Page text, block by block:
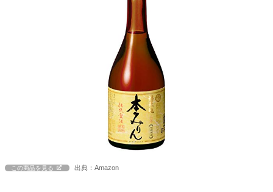
この商品を見る 出典：Amazon